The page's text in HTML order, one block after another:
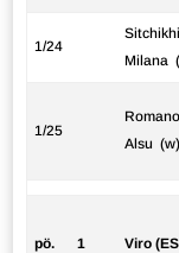
1/24
Milana
1/25
Alsu (w)
pö. 1 Viro